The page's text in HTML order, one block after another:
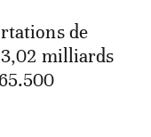
de
milliards